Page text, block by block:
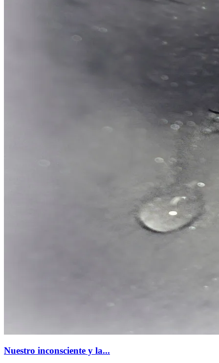
Nuestro inconsciente y la...